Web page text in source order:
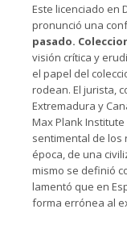
Este licenciado en
pronunció una
pasado.
visión crítica y
el papel del
rodean. El jurista,
Extremadura y
Max Plank
sentimental de los
época, de una
mismo se definió
lamentó que en
forma errónea al